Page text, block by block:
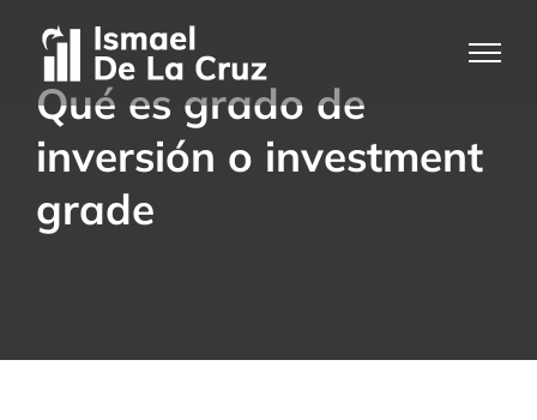
Qué es grado de
inversión o investment
grade